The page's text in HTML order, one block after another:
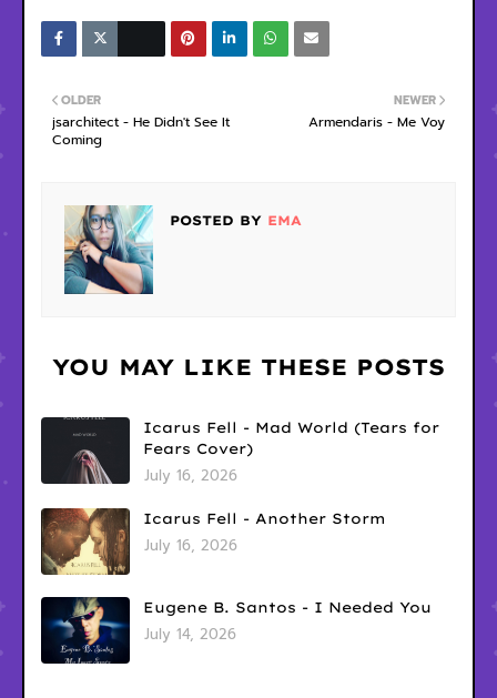
NEWER
Armendaris - Me Voy
OLDER
jsarchitect - He Didn't See It
Coming
POSTED BY EMA
YOU MAY LIKE THESE POSTS
Icarus Fell - Mad World (Tears for
Fears Cover)
July 16, 2026
Icarus Fell - Another Storm
July 16, 2026
Eugene B. Santos - I Needed You
July 14, 2026